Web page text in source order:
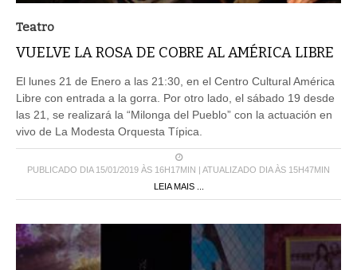
Teatro
VUELVE LA ROSA DE COBRE AL AMÉRICA LIBRE
El lunes 21 de Enero a las 21:30, en el Centro Cultural América
Libre con entrada a la gorra. Por otro lado, el sábado 19 desde
las 21, se realizará la “Milonga del Pueblo” con la actuación en
vivo de La Modesta Orquesta Típica.
PUBLICADO DIA 15/01/2019 ÀS 16H17MIN | ATUALIZADO DIA ÀS 15H47MIN
LEIA MAIS ...